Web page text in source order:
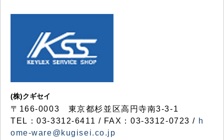
(株)クギセイ
〒166-0003 東京都杉並区高円寺南3-3-1
TEL：03-3312-6411 / FAX：03-3312-0723 / h
ome-ware@kugisei.co.jp